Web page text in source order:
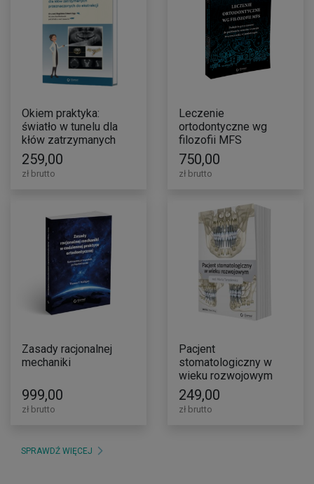
Okiem praktyka:
światło w tunelu dla
kłów zatrzymanych
przeznaczonych do
ekstrakcji
259,00
zł brutto
Leczenie
ortodontyczne wg
filozofii MFS
750,00
zł brutto
Zasady racjonalnej
mechaniki
999,00
zł brutto
Pacjent
stomatologiczny w
wieku rozwojowym
249,00
zł brutto
SPRAWDŹ WIĘCEJ